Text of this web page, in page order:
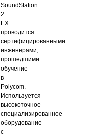
SoundStation
2
EX
проводится
сертифицированными
инженерами,
прошедшими
обучение
в
Polycom.
Используется
высокоточное
специализированное
оборудование
с